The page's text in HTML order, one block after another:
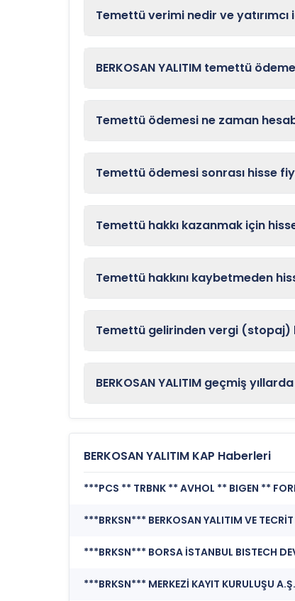
Temettü verimi nedir ve
BERKOSAN YALITIM temettü
Temettü ödemesi ne zaman
Temettü ödemesi sonrası hisse
Temettü hakkı kazanmak için
Temettü hakkını kaybetmeden
Temettü gelirinden vergi (stopaj)
BERKOSAN YALITIM geçmiş
BERKOSAN YALITIM KAP Haberleri
***BRKSN*** MERKEZİ KAYIT KURULUŞU